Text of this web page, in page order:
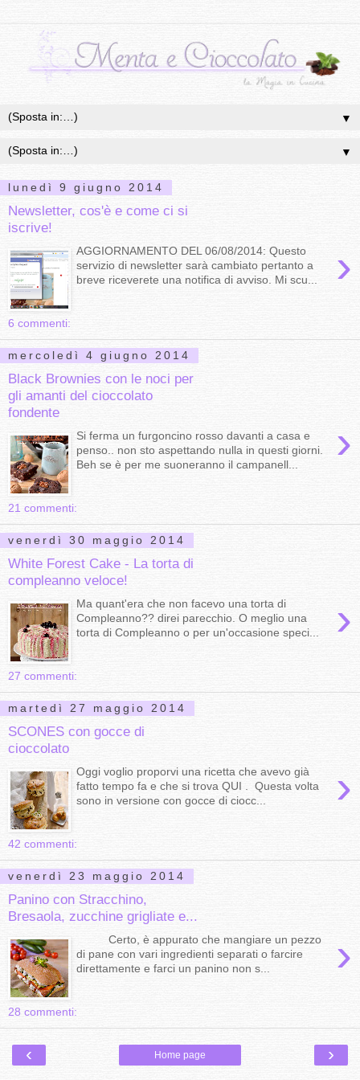
▼
▼
lunedì 9 giugno 2014
Newsletter, cos'è e come ci si
iscrive!
›
AGGIORNAMENTO DEL 06/08/2014: Questo
servizio di newsletter sarà cambiato pertanto a
breve riceverete una notifica di avviso. Mi scu...
6 commenti:
mercoledì 4 giugno 2014
Black Brownies con le noci per
gli amanti del cioccolato
fondente
›
Si ferma un furgoncino rosso davanti a casa e
penso.. non sto aspettando nulla in questi giorni.
Beh se è per me suoneranno il campanell...
21 commenti:
venerdì 30 maggio 2014
White Forest Cake - La torta di
compleanno veloce!
›
Ma quant'era che non facevo una torta di
Compleanno?? direi parecchio. O meglio una
torta di Compleanno o per un'occasione speci...
27 commenti:
martedì 27 maggio 2014
SCONES con gocce di
cioccolato
›
Oggi voglio proporvi una ricetta che avevo già
fatto tempo fa e che si trova QUI . Questa volta
sono in versione con gocce di ciocc...
42 commenti:
venerdì 23 maggio 2014
Panino con Stracchino,
Bresaola, zucchine grigliate e...
›
Certo, è appurato che mangiare un pezzo
di pane con vari ingredienti separati o farcire
direttamente e farci un panino non s...
28 commenti:
‹ ›
Home page